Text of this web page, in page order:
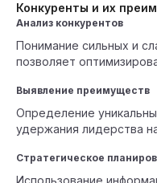
Конкуренты и их
Анализ конкурентов
Понимание сильных и
позволяет
Выявление преимуществ
Определение
удержания лидерства
Стратегическое
Использование